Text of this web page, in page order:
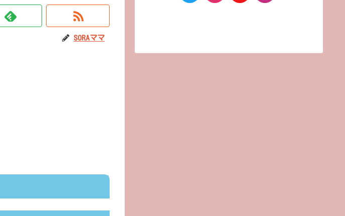
SORAママ